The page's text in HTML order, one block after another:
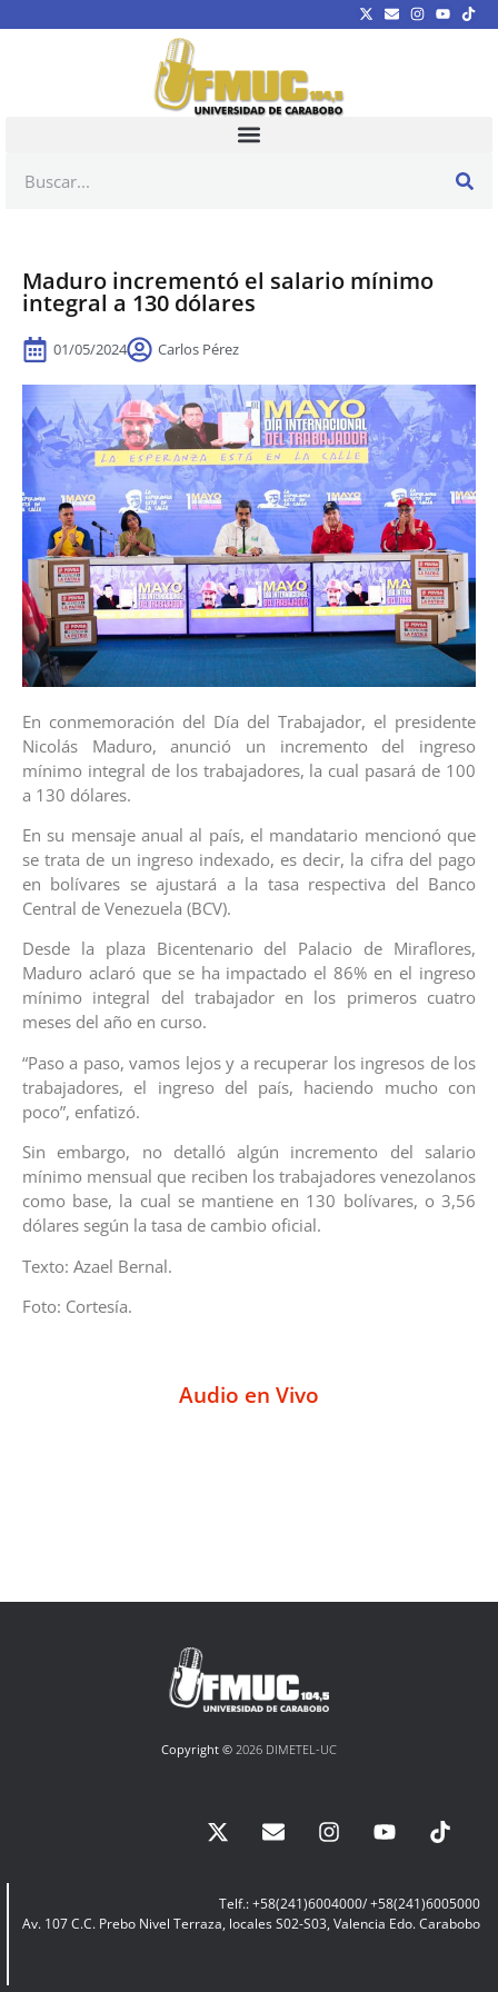
Maduro incrementó el salario mínimo
integral a 130 dólares
01/05/2024 Carlos Pérez
En conmemoración del Día del Trabajador, el presidente
Nicolás Maduro, anunció un incremento del ingreso
mínimo integral de los trabajadores, la cual pasará de 100
a 130 dólares.
En su mensaje anual al país, el mandatario mencionó que
se trata de un ingreso indexado, es decir, la cifra del pago
en bolívares se ajustará a la tasa respectiva del Banco
Central de Venezuela (BCV).
Desde la plaza Bicentenario del Palacio de Miraflores,
Maduro aclaró que se ha impactado el 86% en el ingreso
mínimo integral del trabajador en los primeros cuatro
meses del año en curso.
“Paso a paso, vamos lejos y a recuperar los ingresos de los
trabajadores, el ingreso del país, haciendo mucho con
poco”, enfatizó.
Sin embargo, no detalló algún incremento del salario
mínimo mensual que reciben los trabajadores venezolanos
como base, la cual se mantiene en 130 bolívares, o 3,56
dólares según la tasa de cambio oficial.
Texto: Azael Bernal.
Foto: Cortesía.
Audio en Vivo
Copyright © 2026 DIMETEL-UC
Telf.: +58(241)6004000/ +58(241)6005000
Av. 107 C.C. Prebo Nivel Terraza, locales S02-S03, Valencia Edo. Carabobo